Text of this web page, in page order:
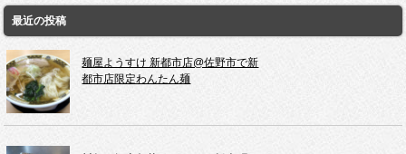
最近の投稿
麺屋ようすけ 新都市店@佐野市で新
都市店限定わんたん麺